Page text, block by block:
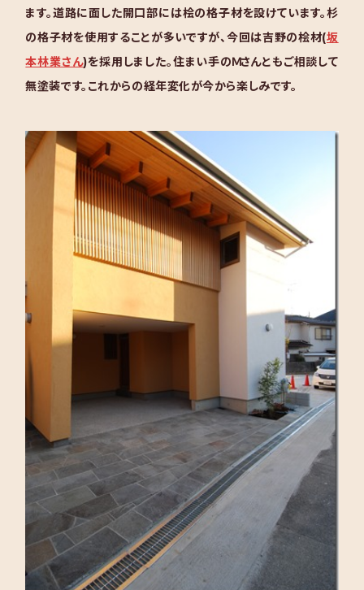
ます。道路に面した開口部には桧の格子材を設けています。杉
の格子材を使用することが多いですが、今回は吉野の桧材(坂
本林業さん)を採用しました。住まい手のＭさんともご相談して
無塗装です。これからの経年変化が今から楽しみです。